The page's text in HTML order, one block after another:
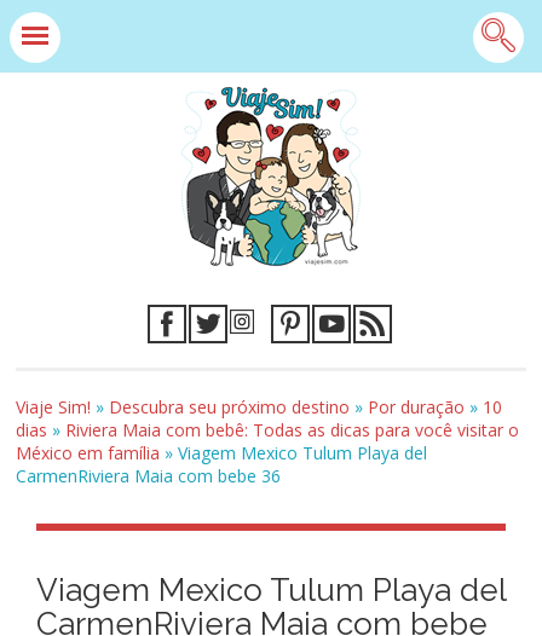
Viaje Sim! » Descubra seu próximo destino » Por duração » 10
dias » Riviera Maia com bebê: Todas as dicas para você visitar o
México em família »Viagem Mexico Tulum Playa del
CarmenRiviera Maia com bebe 36
Viagem Mexico Tulum Playa del
CarmenRiviera Maia com bebe